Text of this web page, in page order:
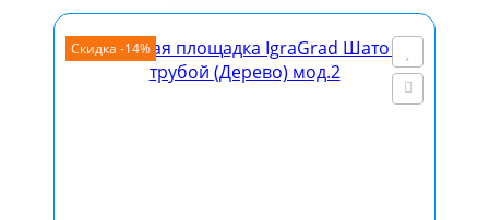
Скидка -14%